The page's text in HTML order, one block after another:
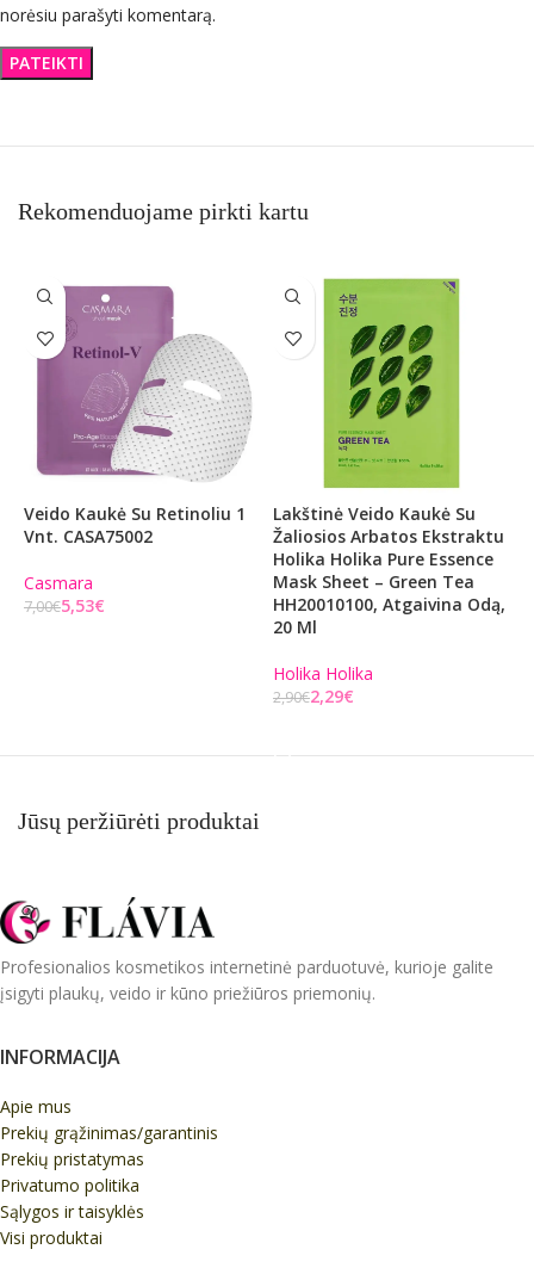
norėsiu parašyti komentarą.
Rekomenduojame pirkti kartu
Veido Kaukė Su Retinoliu 1
Vnt. CASA75002
Casmara
7,00€5,53€
Lakštinė Veido Kaukė Su
Žaliosios Arbatos Ekstraktu
Holika Holika Pure Essence
Mask Sheet – Green Tea
HH20010100, Atgaivina Odą,
20 Ml
Holika Holika
2,90€2,29€
Jūsų peržiūrėti produktai
Profesionalios kosmetikos internetinė parduotuvė, kurioje galite
įsigyti plaukų, veido ir kūno priežiūros priemonių.
INFORMACIJA
Apie mus
Prekių grąžinimas/garantinis
Prekių pristatymas
Privatumo politika
Sąlygos ir taisyklės
Visi produktai